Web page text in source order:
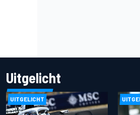
Uitgelicht
UITGELICHT